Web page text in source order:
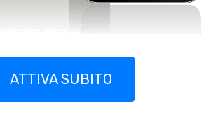
ATTIVA SUBITO